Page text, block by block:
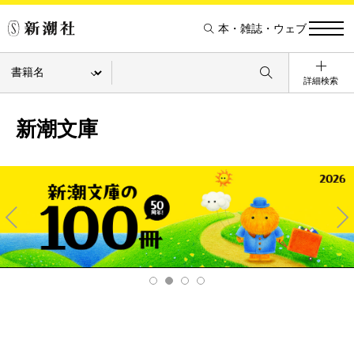
本・雑誌・ウェブ
詳細検索
新潮文庫
Pre
v
Ne
xt